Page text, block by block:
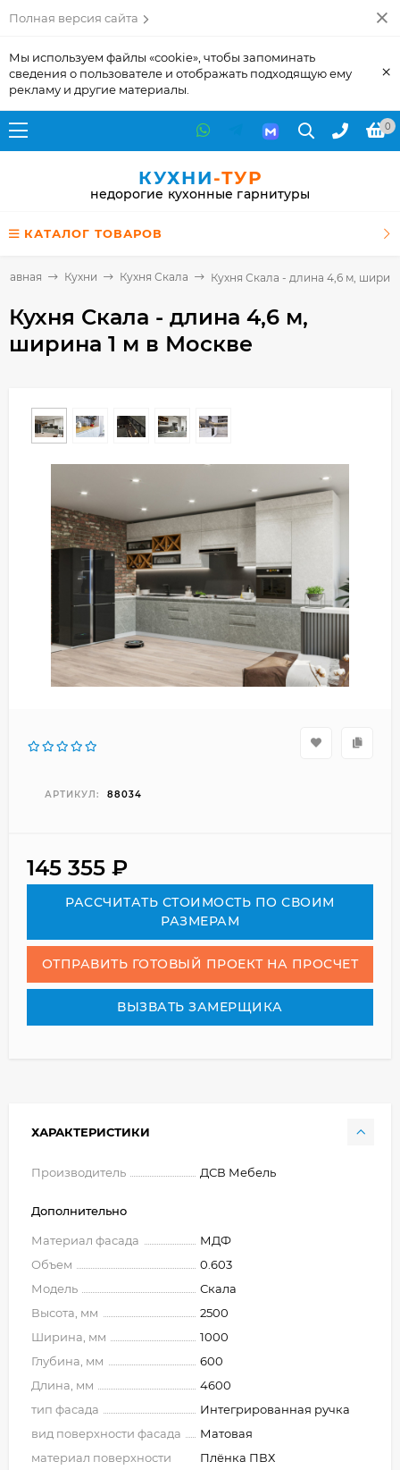
Полная версия сайта
Мы используем файлы «cookie», чтобы запоминать
сведения о пользователе и отображать подходящую ему
рекламу и другие материалы.
×
0
КУХНИ-ТУР
недорогие кухонные гарнитуры
КАТАЛОГ ТОВАРОВ
Кухни Кухня Скала Кухня Скала - длина 4,6 м,
Кухня Скала - длина 4,6 м,
ширина 1 м в Москве
АРТИКУЛ: 88034
145 355 ₽
РАСCЧИТАТЬ СТОИМОСТЬ ПО СВОИМ
РАЗМЕРАМ
ОТПРАВИТЬ ГОТОВЫЙ ПРОЕКТ НА ПРОСЧЕТ
ВЫЗВАТЬ ЗАМЕРЩИКА
ХАРАКТЕРИСТИКИ
Производитель ДСВ Мебель
Дополнительно
Материал фасада
МДФ
Объем
0.603
Модель
Скала
Высота, мм
2500
Ширина, мм
1000
Глубина, мм
600
Длина, мм
4600
тип фасада
Интегрированная ручка
вид поверхности фасада
Матовая
материал поверхности
Плёнка ПВХ